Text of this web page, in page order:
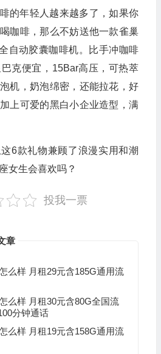
的年轻人越来越多了，如果你
咖啡，那么不妨送他一款雀巢
自动胶囊咖啡机。比手冲咖啡
克便宜，15Bar高压，可热萃
机，奶泡绵密，还能拉花，好
上可爱的黑白小企业造型，满
6款礼物兼顾了浪漫实用和潮
女生会喜欢吗？
投我一票
章
么样 月租29元含185G通用流
么样 月租30元含80G全国流
分钟通话
么样 月租19元含158G通用流